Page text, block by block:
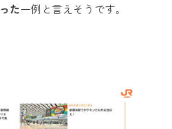
た一例と言えそうです。